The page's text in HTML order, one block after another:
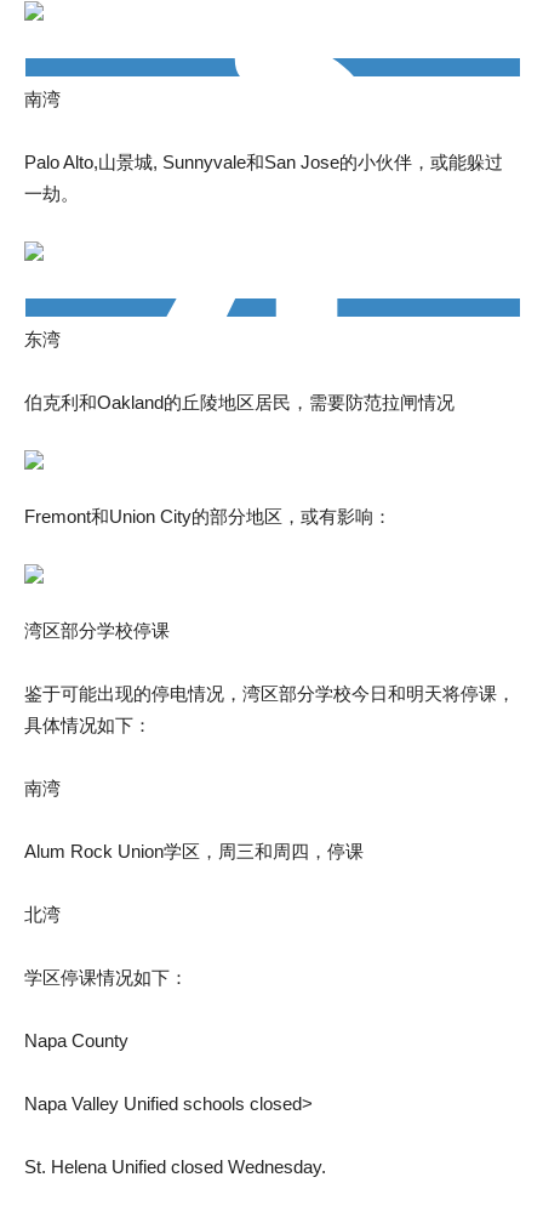
南湾
Palo Alto,山景城, Sunnyvale和San Jose的小伙伴，或能躲过
一劫。
东湾
伯克利和Oakland的丘陵地区居民，需要防范拉闸情况
Fremont和Union City的部分地区，或有影响：
湾区部分学校停课
鉴于可能出现的停电情况，湾区部分学校今日和明天将停课，
具体情况如下：
南湾
Alum Rock Union学区，周三和周四，停课
北湾
学区停课情况如下：
Napa County
Napa Valley Unified schools closed>
St. Helena Unified closed Wednesday.